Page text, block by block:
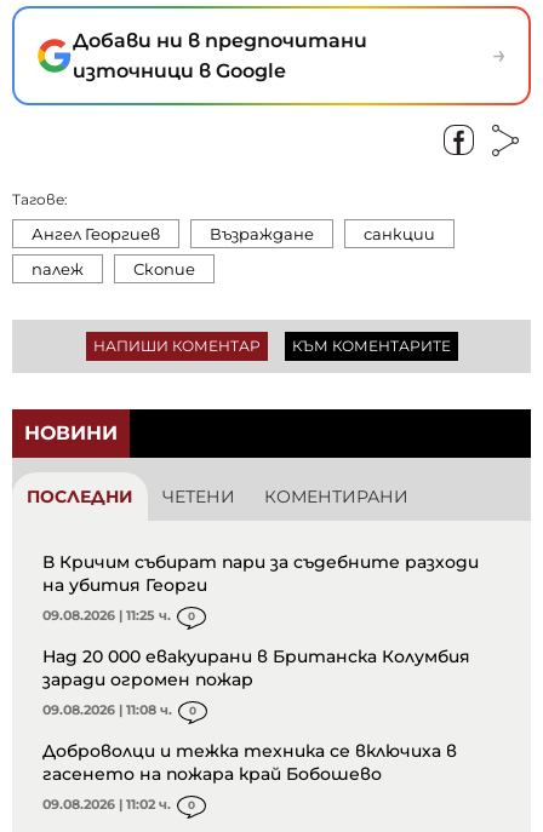
Добави ни в предпочитани
източници в Google
→
Тагове:
Ангел Георгиев Възраждане
санкции
палеж
Скопие
НАПИШИ КОМЕНТАР КЪМ КОМЕНТАРИТЕ
НОВИНИ
ПОСЛЕДНИ ЧЕТЕНИ КОМЕНТИРАНИ
В Кричим събират пари за съдебните разходи
на убития Георги
09.08.2026 | 11:25 ч. 0
Над 20 000 евакуирани в Британска Колумбия
заради огромен пожар
09.08.2026 | 11:08 ч. 0
Доброволци и тежка техника се включиха в
гасенето на пожара край Бобошево
09.08.2026 | 11:02 ч. 0